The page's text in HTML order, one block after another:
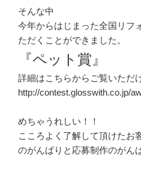
そんな中
今年からはじまった全国リフ
ただくことができました。
『ペット賞』
詳細はこちらからご覧いただ
http://contest.glosswith.co.jp/
めちゃうれしい！！
こころよく了解して頂けたお
のがんばりと応募制作のがん